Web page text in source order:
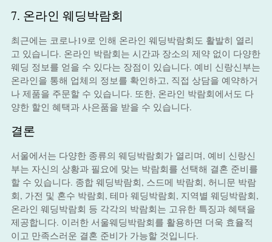
7. 온라인 웨딩박람회
최근에는 코로나19로 인해 온라인 웨딩박람회도 활발히 열리
고 있습니다. 온라인 박람회는 시간과 장소의 제약 없이 다양한
웨딩 정보를 얻을 수 있다는 장점이 있습니다. 예비 신랑신부는
온라인을 통해 업체의 정보를 확인하고, 직접 상담을 예약하거
나 제품을 주문할 수 있습니다. 또한, 온라인 박람회에서도 다
양한 할인 혜택과 사은품을 받을 수 있습니다.
결론
서울에서는 다양한 종류의 웨딩박람회가 열리며, 예비 신랑신
부는 자신의 상황과 필요에 맞는 박람회를 선택해 결혼 준비를
할 수 있습니다. 종합 웨딩박람회, 스드메 박람회, 허니문 박람
회, 가전 및 혼수 박람회, 테마 웨딩박람회, 지역별 웨딩박람회,
온라인 웨딩박람회 등 각각의 박람회는 고유한 특징과 혜택을
제공합니다. 이러한 서울웨딩박람회를 활용하면 더욱 효율적
이고 만족스러운 결혼 준비가 가능할 것입니다.